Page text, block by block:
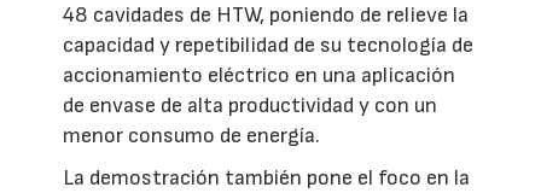
48 cavidades de HTW, poniendo de relieve la
capacidad y repetibilidad de su tecnología de
accionamiento eléctrico en una aplicación
de envase de alta productividad y con un
menor consumo de energía.
La demostración también pone el foco en la